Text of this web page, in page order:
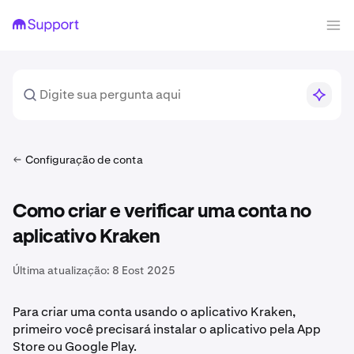
Configuração de conta
Como criar e verificar uma conta no
aplicativo Kraken
Última atualização: 8 Eost 2025
Para criar uma conta usando o aplicativo Kraken,
primeiro você precisará instalar o aplicativo pela App
Store ou Google Play.